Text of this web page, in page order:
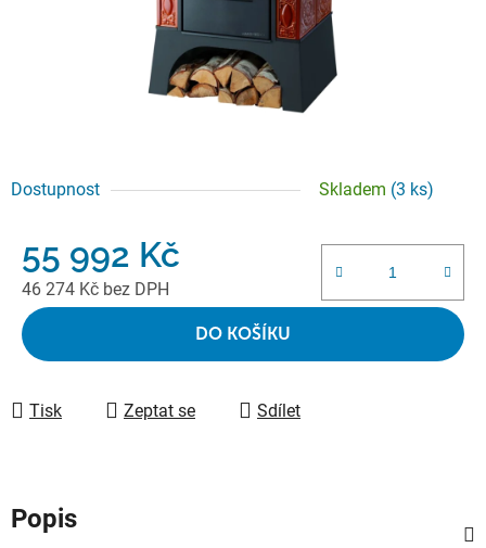
Dostupnost Skladem (3 ks)
55 992 Kč
46 274 Kč bez DPH
Měrná cena:
DO KOŠÍKU
Tisk Zeptat se Sdílet
Popis